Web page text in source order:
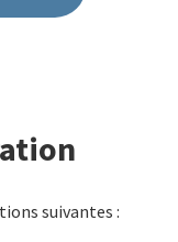
suivantes :